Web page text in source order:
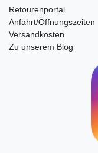
Retourenportal
Anfahrt/Öffnungszeiten
Versandkosten
Zu unserem Blog